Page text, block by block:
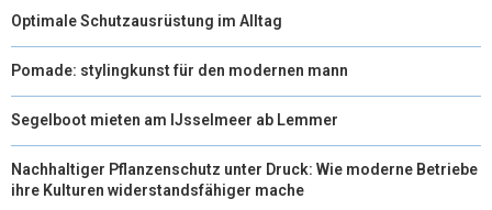
Optimale Schutzausrüstung im Alltag
Pomade: stylingkunst für den modernen mann
Segelboot mieten am IJsselmeer ab Lemmer
Nachhaltiger Pflanzenschutz unter Druck: Wie moderne Betriebe
ihre Kulturen widerstandsfähiger mache